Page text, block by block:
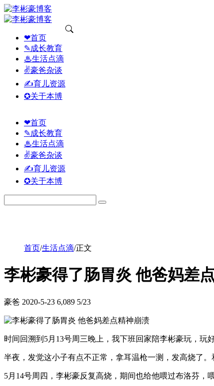
❤首页
✎成长教育
♨生活点滴
✌豪爸杂谈
✍育儿资源
✪关于本博
❤首页
✎成长教育
♨生活点滴
✌豪爸杂谈
✍育儿资源
✪关于本博
首页/生活点滴/正文
李彬豪得了肠胃炎 他爸妈差
豪爸 2020-5-23 6,089 5/23
时间回溯到5月13号周三晚上，我下班回家陪李彬豪玩，
半夜，发觉这小子有点不正常，拿耳温枪一测，发高烧了
5月14号周四，李彬豪反复高烧，期间也给他喂过布洛芬，